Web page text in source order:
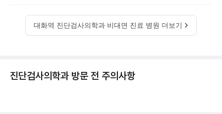
대화역 진단검사의학과 비대면 진료 병원 더보기
진단검사의학과 방문 전 주의사항